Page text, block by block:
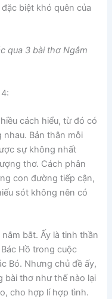
biệt khó quên của
qua 3 bài thơ Ngắm
:
cách hiểu, từ đó có
Bản thân mỗi
sự không nhất
thơ. Cách phân
con đường tiếp cận,
sót không nên có
bắt. Ấy là tinh thần
Hồ trong cuộc
Bó. Nhưng chủ đề ấy,
bài thơ như thế nào lại
cho hợp lí hợp tình.